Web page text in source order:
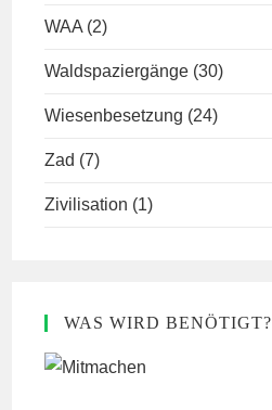
WAA (2)
Waldspaziergänge (30)
Wiesenbesetzung (24)
Zad (7)
Zivilisation (1)
WAS WIRD BENÖTIGT?